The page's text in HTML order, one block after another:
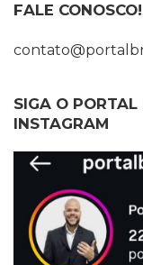
FALE CONOSCO!
SIGA O PORTAL
INSTAGRAM